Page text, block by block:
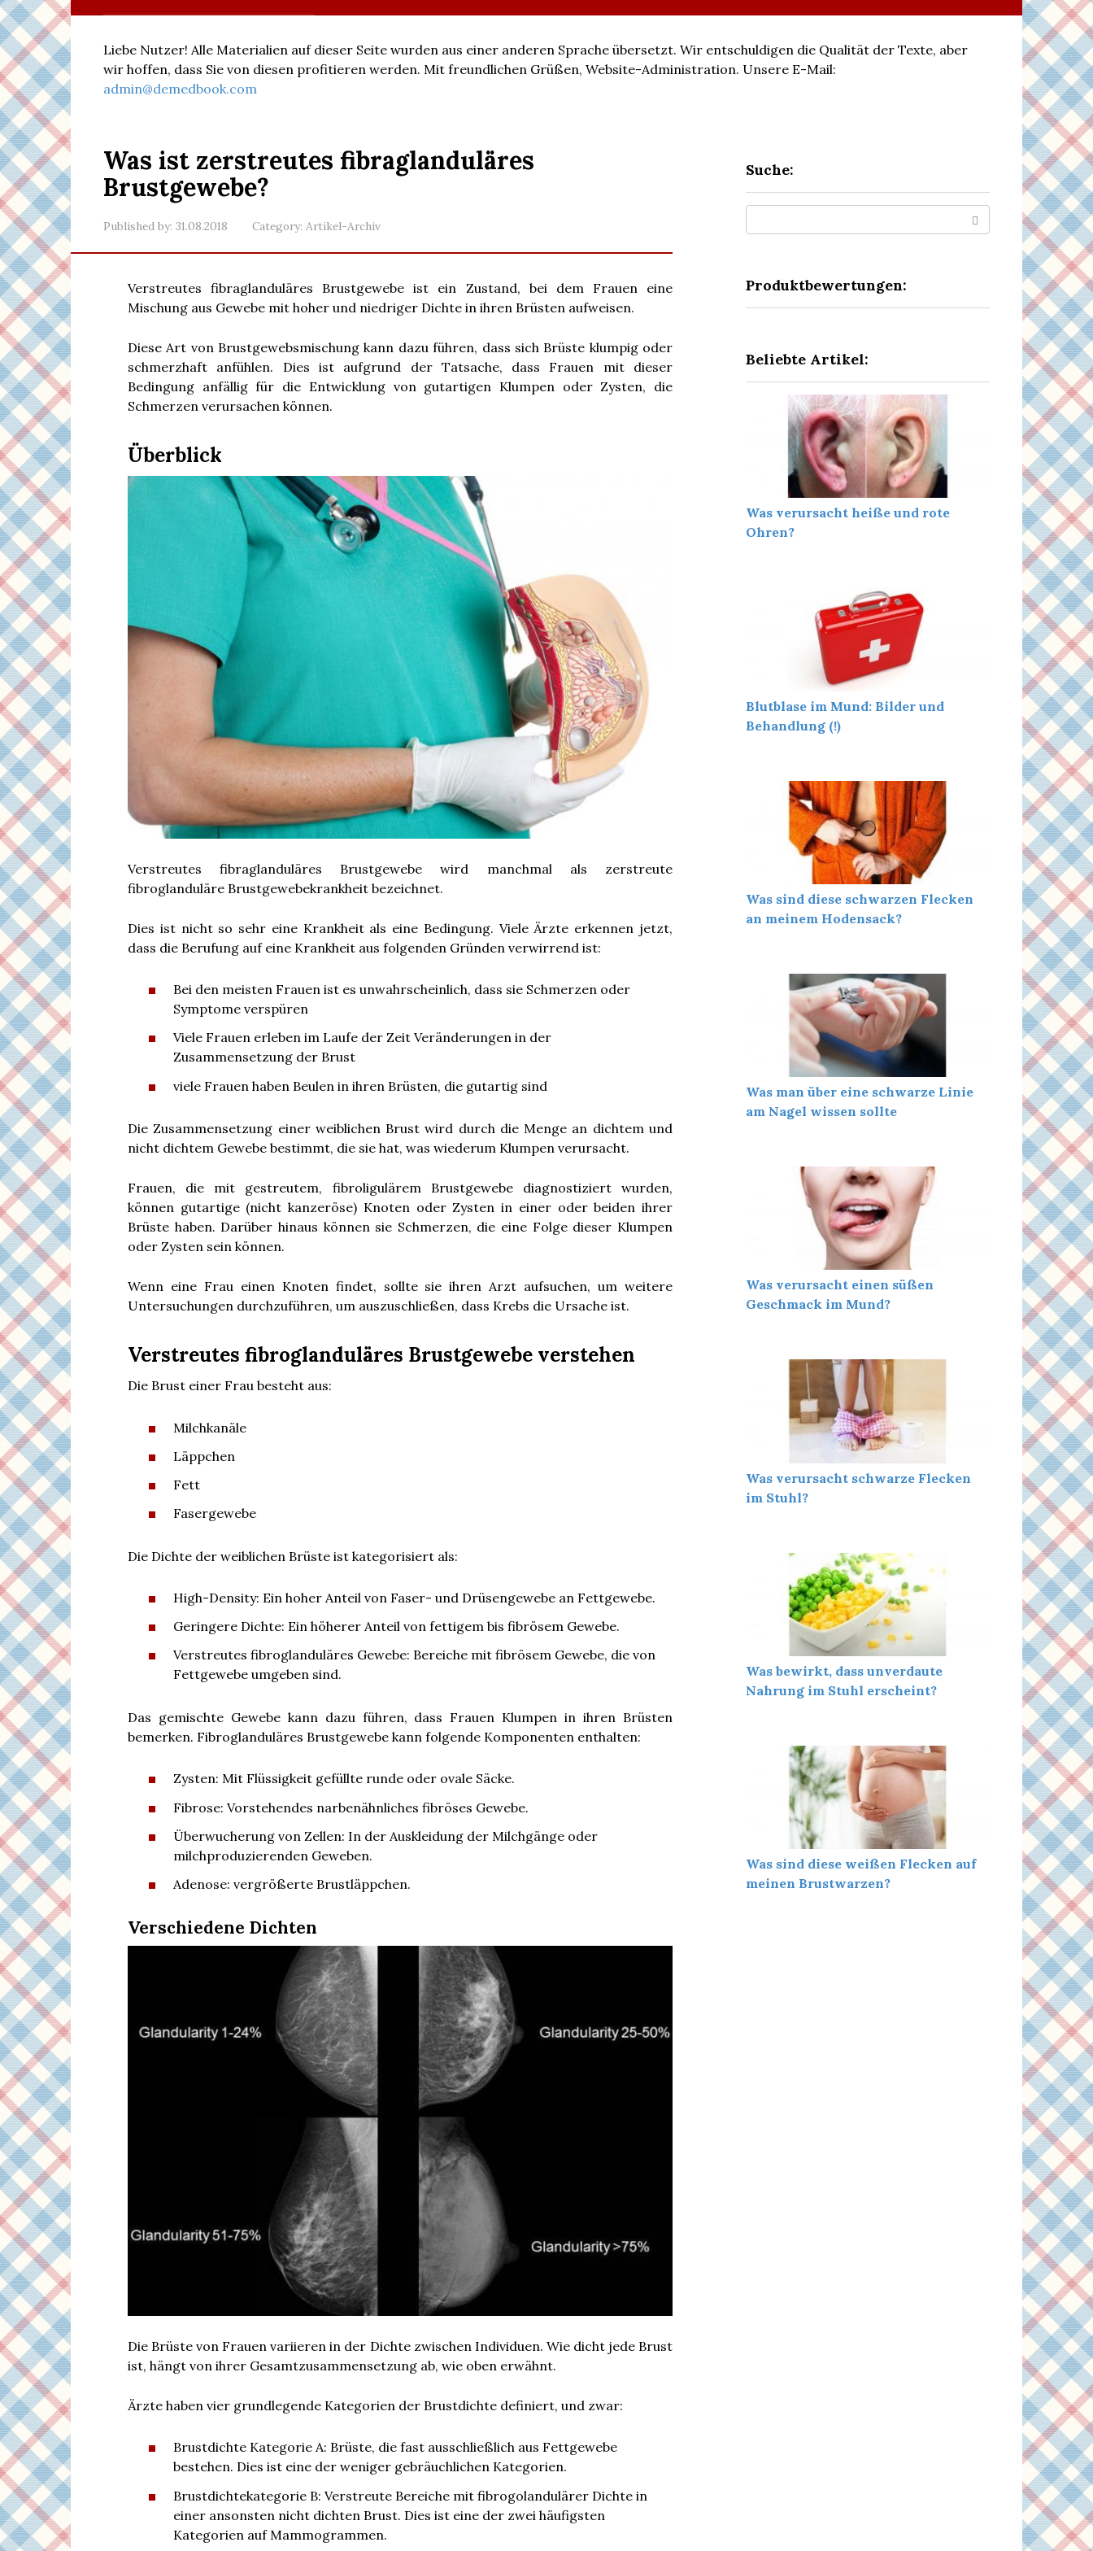
Liebe Nutzer! Alle Materialien auf dieser Seite wurden aus einer anderen Sprache übersetzt. Wir entschuldigen die Qualität der Texte, aber
wir hoffen, dass Sie von diesen profitieren werden. Mit freundlichen Grüßen, Website-Administration. Unsere E-Mail:
admin@demedbook.com
Was ist zerstreutes fibraglanduläres
Brustgewebe?
Published by: 31.08.2018 Category: Artikel-Archiv
Verstreutes fibraglanduläres Brustgewebe ist ein Zustand, bei dem Frauen eine
Mischung aus Gewebe mit hoher und niedriger Dichte in ihren Brüsten aufweisen.
Diese Art von Brustgewebsmischung kann dazu führen, dass sich Brüste klumpig oder
schmerzhaft anfühlen. Dies ist aufgrund der Tatsache, dass Frauen mit dieser
Bedingung anfällig für die Entwicklung von gutartigen Klumpen oder Zysten, die
Schmerzen verursachen können.
Überblick
Verstreutes fibraglanduläres Brustgewebe wird manchmal als zerstreute
fibroglanduläre Brustgewebekrankheit bezeichnet.
Dies ist nicht so sehr eine Krankheit als eine Bedingung. Viele Ärzte erkennen jetzt,
dass die Berufung auf eine Krankheit aus folgenden Gründen verwirrend ist:
Bei den meisten Frauen ist es unwahrscheinlich, dass sie Schmerzen oder
Symptome verspüren
Viele Frauen erleben im Laufe der Zeit Veränderungen in der
Zusammensetzung der Brust
viele Frauen haben Beulen in ihren Brüsten, die gutartig sind
Die Zusammensetzung einer weiblichen Brust wird durch die Menge an dichtem und
nicht dichtem Gewebe bestimmt, die sie hat, was wiederum Klumpen verursacht.
Frauen, die mit gestreutem, fibroligulärem Brustgewebe diagnostiziert wurden,
können gutartige (nicht kanzeröse) Knoten oder Zysten in einer oder beiden ihrer
Brüste haben. Darüber hinaus können sie Schmerzen, die eine Folge dieser Klumpen
oder Zysten sein können.
Wenn eine Frau einen Knoten findet, sollte sie ihren Arzt aufsuchen, um weitere
Untersuchungen durchzuführen, um auszuschließen, dass Krebs die Ursache ist.
Verstreutes fibroglanduläres Brustgewebe verstehen
Die Brust einer Frau besteht aus:
Milchkanäle
Läppchen
Fett
Fasergewebe
Die Dichte der weiblichen Brüste ist kategorisiert als:
High-Density: Ein hoher Anteil von Faser- und Drüsengewebe an Fettgewebe.
Geringere Dichte: Ein höherer Anteil von fettigem bis fibrösem Gewebe.
Verstreutes fibroglanduläres Gewebe: Bereiche mit fibrösem Gewebe, die von
Fettgewebe umgeben sind.
Das gemischte Gewebe kann dazu führen, dass Frauen Klumpen in ihren Brüsten
bemerken. Fibroglanduläres Brustgewebe kann folgende Komponenten enthalten:
Zysten: Mit Flüssigkeit gefüllte runde oder ovale Säcke.
Fibrose: Vorstehendes narbenähnliches fibröses Gewebe.
Überwucherung von Zellen: In der Auskleidung der Milchgänge oder
milchproduzierenden Geweben.
Adenose: vergrößerte Brustläppchen.
Verschiedene Dichten
Die Brüste von Frauen variieren in der Dichte zwischen Individuen. Wie dicht jede Brust
ist, hängt von ihrer Gesamtzusammensetzung ab, wie oben erwähnt.
Ärzte haben vier grundlegende Kategorien der Brustdichte definiert, und zwar:
Brustdichte Kategorie A: Brüste, die fast ausschließlich aus Fettgewebe
bestehen. Dies ist eine der weniger gebräuchlichen Kategorien.
Brustdichtekategorie B: Verstreute Bereiche mit fibrogolandulärer Dichte in
einer ansonsten nicht dichten Brust. Dies ist eine der zwei häufigsten
Kategorien auf Mammogrammen.
Suche:
Produktbewertungen:
Beliebte Artikel:
Was verursacht heiße und rote
Ohren?
Blutblase im Mund: Bilder und
Behandlung (!)
Was sind diese schwarzen Flecken
an meinem Hodensack?
Was man über eine schwarze Linie
am Nagel wissen sollte
Was verursacht einen süßen
Geschmack im Mund?
Was verursacht schwarze Flecken
im Stuhl?
Was bewirkt, dass unverdaute
Nahrung im Stuhl erscheint?
Was sind diese weißen Flecken auf
meinen Brustwarzen?